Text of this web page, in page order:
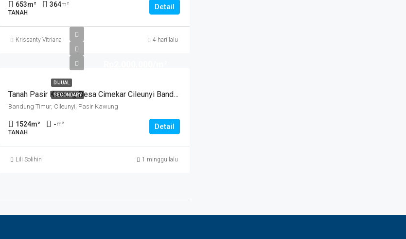
653m² 364m²
TANAH
Detail
Krissanty Vitriana 4 hari lalu
DIJUAL
SECONDARY Tanah Pasir Kawung Desa Cimekar Cileunyi Bandung
Bandung Timur, Cileunyi, Pasir Kawung
1524m² -m²
TANAH
Detail
Lili Solihin 1 minggu lalu